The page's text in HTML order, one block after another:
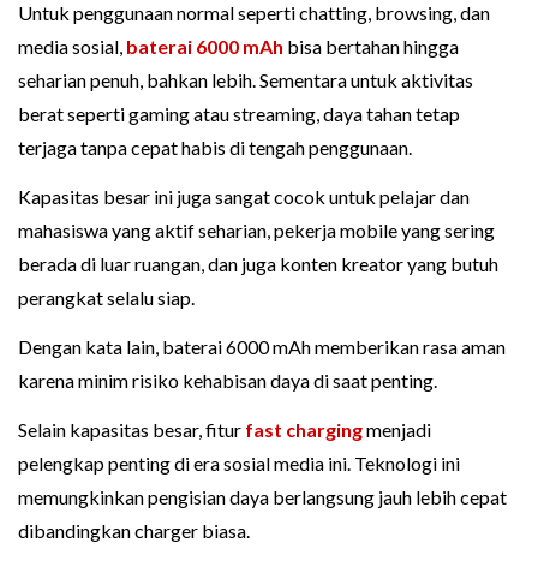
Untuk penggunaan normal seperti chatting, browsing, dan
media sosial, baterai 6000 mAh bisa bertahan hingga
seharian penuh, bahkan lebih. Sementara untuk aktivitas
berat seperti gaming atau streaming, daya tahan tetap
terjaga tanpa cepat habis di tengah penggunaan.
Kapasitas besar ini juga sangat cocok untuk pelajar dan
mahasiswa yang aktif seharian, pekerja mobile yang sering
berada di luar ruangan, dan juga konten kreator yang butuh
perangkat selalu siap.
Dengan kata lain, baterai 6000 mAh memberikan rasa aman
karena minim risiko kehabisan daya di saat penting.
Selain kapasitas besar, fitur fast chargingmenjadi
pelengkap penting di era sosial media ini. Teknologi ini
memungkinkan pengisian daya berlangsung jauh lebih cepat
dibandingkan charger biasa.